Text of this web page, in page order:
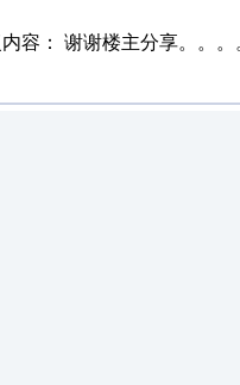
容： 谢谢楼主分享。。。